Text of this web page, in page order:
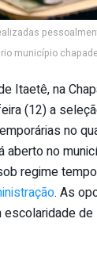
município
Itaetê, na
(12) a
no
no
regime
. As